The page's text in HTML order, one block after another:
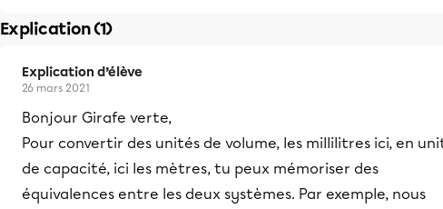
Explication (1)
Explication d’élève
26 mars 2021
Bonjour Girafe verte,
Pour convertir des unités de volume, les millilitres ici, en
de capacité, ici les mètres, tu peux mémoriser des
équivalences entre les deux systèmes. Par exemple, nous